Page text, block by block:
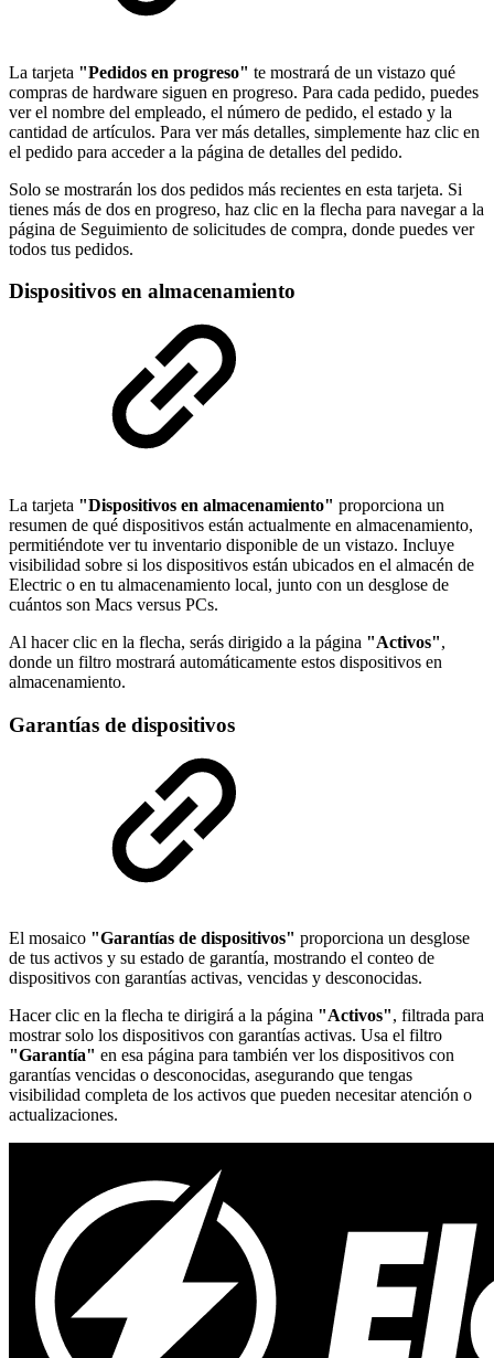
La tarjeta "Pedidos en progreso" te mostrará de un vistazo qué
compras de hardware siguen en progreso. Para cada pedido, puedes
ver el nombre del empleado, el número de pedido, el estado y la
cantidad de artículos. Para ver más detalles, simplemente haz clic en
el pedido para acceder a la página de detalles del pedido.
Solo se mostrarán los dos pedidos más recientes en esta tarjeta. Si
tienes más de dos en progreso, haz clic en la flecha para navegar a la
página de Seguimiento de solicitudes de compra, donde puedes ver
todos tus pedidos.
Dispositivos en almacenamiento
La tarjeta "Dispositivos en almacenamiento" proporciona un
resumen de qué dispositivos están actualmente en almacenamiento,
permitiéndote ver tu inventario disponible de un vistazo. Incluye
visibilidad sobre si los dispositivos están ubicados en el almacén de
Electric o en tu almacenamiento local, junto con un desglose de
cuántos son Macs versus PCs.
Al hacer clic en la flecha, serás dirigido a la página "Activos",
donde un filtro mostrará automáticamente estos dispositivos en
almacenamiento.
Garantías de dispositivos
El mosaico "Garantías de dispositivos" proporciona un desglose
de tus activos y su estado de garantía, mostrando el conteo de
dispositivos con garantías activas, vencidas y desconocidas.
Hacer clic en la flecha te dirigirá a la página "Activos", filtrada para
mostrar solo los dispositivos con garantías activas. Usa el filtro
"Garantía" en esa página para también ver los dispositivos con
garantías vencidas o desconocidas, asegurando que tengas
visibilidad completa de los activos que pueden necesitar atención o
actualizaciones.